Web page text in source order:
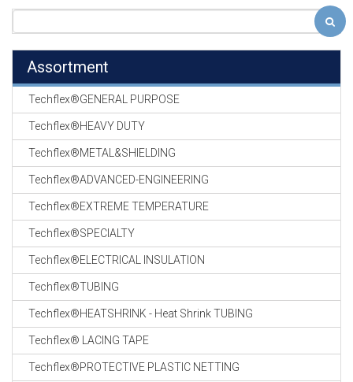
Assortment
Techflex®GENERAL PURPOSE
Techflex®HEAVY DUTY
Techflex®METAL&SHIELDING
Techflex®ADVANCED-ENGINEERING
Techflex®EXTREME TEMPERATURE
Techflex®SPECIALTY
Techflex®ELECTRICAL INSULATION
Techflex®TUBING
Techflex®HEATSHRINK - Heat Shrink TUBING
Techflex® LACING TAPE
Techflex®PROTECTIVE PLASTIC NETTING